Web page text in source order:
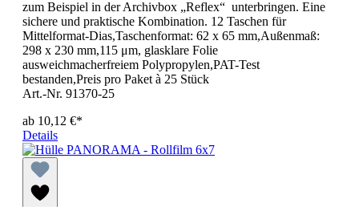
zum Beispiel in der Archivbox „Reflex“ unterbringen. Eine
sichere und praktische Kombination. 12 Taschen für
Mittelformat-Dias,Taschenformat: 62 x 65 mm,Außenmaß:
298 x 230 mm,115 μm, glasklare Folie
ausweichmacherfreiem Polypropylen,PAT-Test
bestanden,Preis pro Paket à 25 Stück
Art.-Nr. 91370-25
ab 10,12 €*
Details